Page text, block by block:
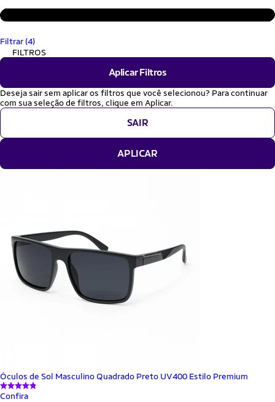
Filtrar (4)
FILTROS
Aplicar Filtros
Deseja sair sem aplicar os filtros que você selecionou? Para continuar
com sua seleção de filtros, clique em Aplicar.
SAIR
APLICAR
Óculos de Sol Masculino Quadrado Preto UV400 Estilo Premium
Confira